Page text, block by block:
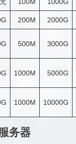
200M 2000G
500M 3000G
1000M 5000G
1000M 10000G
务器